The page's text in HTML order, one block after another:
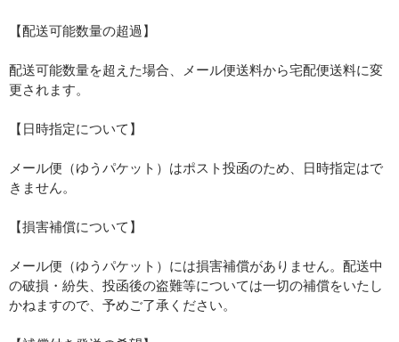
【配送可能数量の超過】
配送可能数量を超えた場合、メール便送料から宅配便送料に変
更されます。
【日時指定について】
メール便（ゆうパケット）はポスト投函のため、日時指定はで
きません。
【損害補償について】
メール便（ゆうパケット）には損害補償がありません。配送中
の破損・紛失、投函後の盗難等については一切の補償をいたし
かねますので、予めご了承ください。